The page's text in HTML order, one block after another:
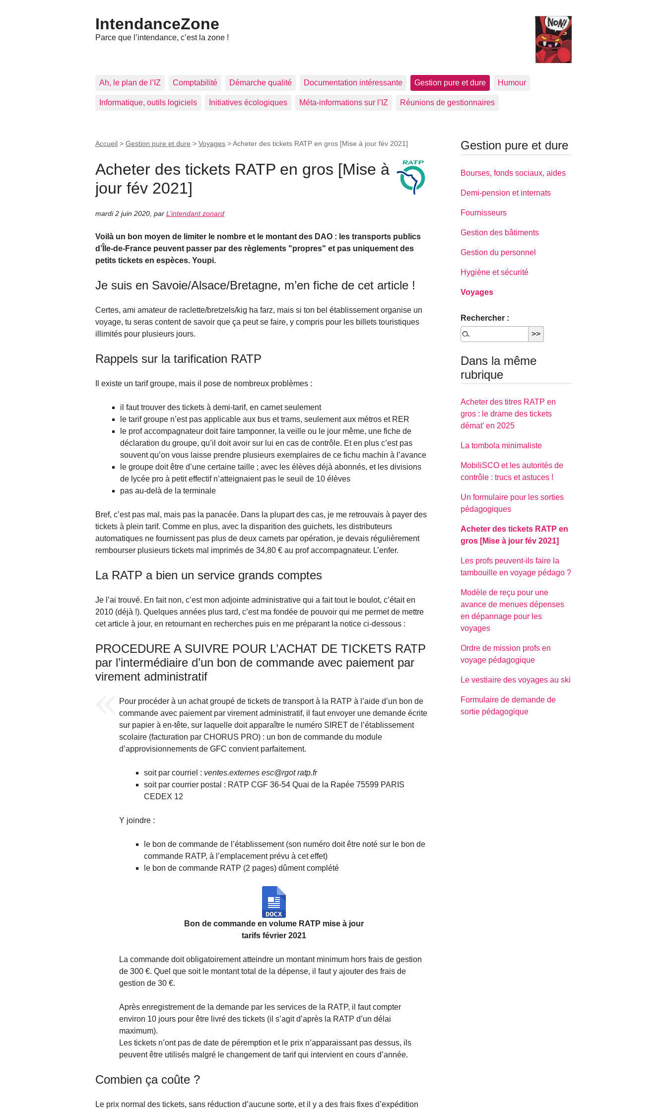
IntendanceZone
Parce que l’intendance, c’est la zone !
Ah, le plan de l’IZ Comptabilité Démarche qualité Documentation intéressante Gestion pure et dure Humour
Informatique, outils logiciels Initiatives écologiques Méta-informations sur l’IZ Réunions de gestionnaires
Accueil > Gestion pure et dure > Voyages >Acheter des tickets RATP en gros [Mise à jour fév 2021]
Acheter des tickets RATP en gros [Mise à
jour fév 2021]
mardi 2 juin 2020 par L’intendant zonard
Voilà un bon moyen de limiter le nombre et le montant des DAO : les transports publics
d’Île-de-France peuvent passer par des règlements "propres" et pas uniquement des
petits tickets en espèces. Youpi.
Je suis en Savoie/Alsace/Bretagne, m’en fiche de cet article !
Certes, ami amateur de raclette/bretzels/kig ha farz, mais si ton bel établissement organise un
voyage, tu seras content de savoir que ça peut se faire, y compris pour les billets touristiques
illimités pour plusieurs jours.
Rappels sur la tarification RATP
Il existe un tarif groupe, mais il pose de nombreux problèmes :
il faut trouver des tickets à demi-tarif, en carnet seulement
le tarif groupe n’est pas applicable aux bus et trams, seulement aux métros et RER
le prof accompagnateur doit faire tamponner, la veille ou le jour même, une fiche de
déclaration du groupe, qu’il doit avoir sur lui en cas de contrôle. Et en plus c’est pas
souvent qu’on vous laisse prendre plusieurs exemplaires de ce fichu machin à l’avance
le groupe doit être d’une certaine taille ; avec les élèves déjà abonnés, et les divisions
de lycée pro à petit effectif n’atteignaient pas le seuil de 10 élèves
pas au-delà de la terminale
Bref, c’est pas mal, mais pas la panacée. Dans la plupart des cas, je me retrouvais à payer des
tickets à plein tarif. Comme en plus, avec la disparition des guichets, les distributeurs
automatiques ne fournissent pas plus de deux carnets par opération, je devais régulièrement
rembourser plusieurs tickets mal imprimés de 34,80 € au prof accompagnateur. L’enfer.
La RATP a bien un service grands comptes
Je l’ai trouvé. En fait non, c’est mon adjointe administrative qui a fait tout le boulot, c’était en
2010 (déjà !). Quelques années plus tard, c’est ma fondée de pouvoir qui me permet de mettre
cet article à jour, en retournant en recherches puis en me préparant la notice ci-dessous :
PROCEDURE A SUIVRE POUR L’ACHAT DE TICKETS RATP
par l’intermédiaire d’un bon de commande avec paiement par
virement administratif
Pour procéder à un achat groupé de tickets de transport à la RATP à l’aide d’un bon de
commande avec paiement par virement administratif, il faut envoyer une demande écrite
sur papier à en-tête, sur laquelle doit apparaître le numéro SIRET de l’établissement
scolaire (facturation par CHORUS PRO) : un bon de commande du module
d’approvisionnements de GFC convient parfaitement.
soit par courriel : ventes.externes esc@rgot ratp.fr
soit par courrier postal : RATP CGF 36-54 Quai de la Rapée 75599 PARIS
CEDEX 12
Y joindre :
le bon de commande de l’établissement (son numéro doit être noté sur le bon de
commande RATP, à l’emplacement prévu à cet effet)
le bon de commande RATP (2 pages) dûment complété
Bon de commande en volume RATP mise à jour
tarifs février 2021
La commande doit obligatoirement atteindre un montant minimum hors frais de gestion
de 300 €. Quel que soit le montant total de la dépense, il faut y ajouter des frais de
gestion de 30 €.
Après enregistrement de la demande par les services de la RATP, il faut compter
environ 10 jours pour être livré des tickets (il s’agit d’après la RATP d’un délai
maximum).
Les tickets n’ont pas de date de péremption et le prix n’apparaissant pas dessus, ils
peuvent être utilisés malgré le changement de tarif qui intervient en cours d’année.
Combien ça coûte ?
Le prix normal des tickets, sans réduction d’aucune sorte, et il y a des frais fixes d’expédition
Gestion pure et dure
Bourses, fonds sociaux, aides
Demi-pension et internats
Fournisseurs
Gestion des bâtiments
Gestion du personnel
Hygiène et sécurité
Voyages
Rechercher :
Dans la même
rubrique
Acheter des titres RATP en
gros : le drame des tickets
démat’ en 2025
La tombola minimaliste
MobiliSCO et les autorités de
contrôle : trucs et astuces !
Un formulaire pour les sorties
pédagogiques
Acheter des tickets RATP en
gros [Mise à jour fév 2021]
Les profs peuvent-ils faire la
tambouille en voyage pédago ?
Modèle de reçu pour une
avance de menues dépenses
en dépannage pour les
voyages
Ordre de mission profs en
voyage pédagogique
Le vestiaire des voyages au ski
Formulaire de demande de
sortie pédagogique